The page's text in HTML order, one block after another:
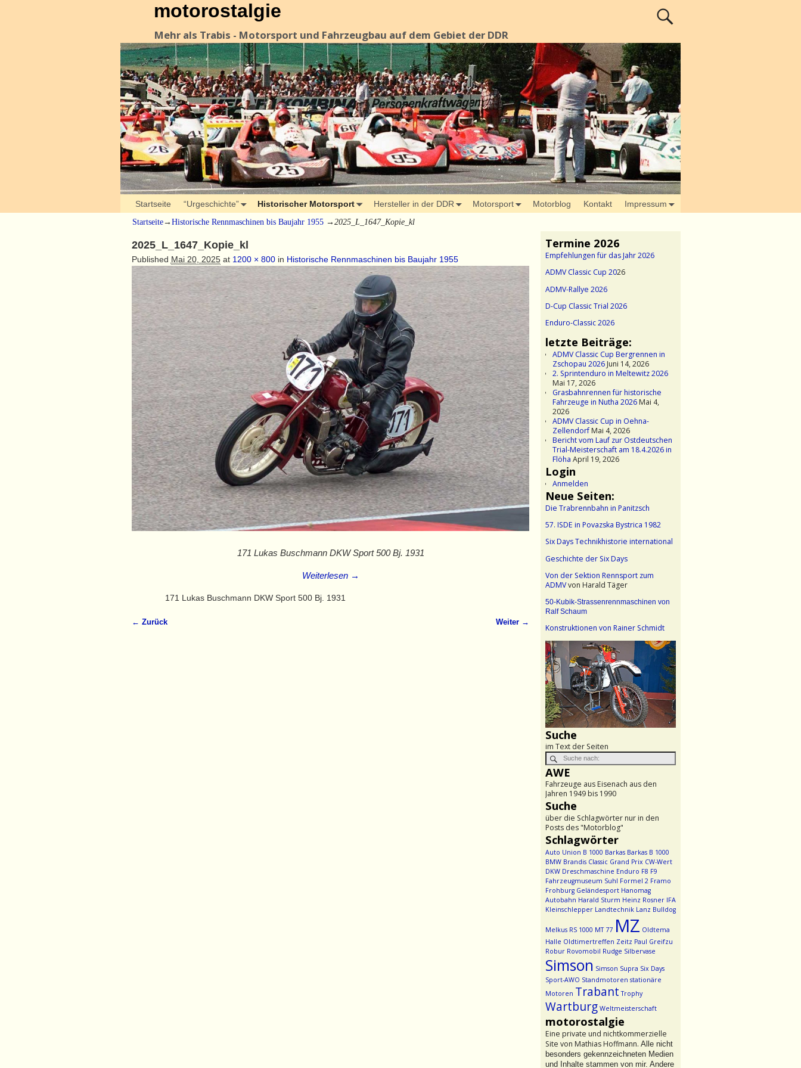
motorostalgie
Mehr als Trabis - Motorsport und Fahrzeugbau auf dem Gebiet der DDR
Startseite “Urgeschichte” Historischer Motorsport Hersteller in der DDR Motorsport Motorblog Kontakt Impressum
Startseite→ Historische Rennmaschinen bis Baujahr 1955 → 2025_L_1647_Kopie_kl
2025_L_1647_Kopie_kl
Published Mai 20, 2025at 1200 × 800in Historische Rennmaschinen bis Baujahr 1955
171 Lukas Buschmann DKW Sport 500 Bj. 1931
Weiterlesen →
171 Lukas Buschmann DKW Sport 500 Bj. 1931
← Zurück Weiter →
Termine 2026
Empfehlungen für das Jahr 2026
ADMV Classic Cup 2026
ADMV-Rallye 2026
D-Cup Classic Trial 2026
Enduro-Classic 2026
letzte Beiträge:
ADMV Classic Cup Bergrennen in
Zschopau 2026Juni 14, 2026
2. Sprintenduro in Meltewitz 2026
Mai 17, 2026
Grasbahnrennen für historische
Fahrzeuge in Nutha 2026Mai 4,
2026
ADMV Classic Cup in Oehna-
ZellendorfMai 4, 2026
Bericht vom Lauf zur Ostdeutschen
Trial-Meisterschaft am 18.4.2026 in
Flöha April 19, 2026
Login
Anmelden
Neue Seiten:
Die Trabrennbahn in Panitzsch
57. ISDE in Povazska Bystrica 1982
Six Days Technikhistorie international
Geschichte der Six Days
Von der Sektion Rennsport zum
ADMVvon Harald Täger
50-Kubik-Strassenrennmaschinen von
Ralf Schaum
Konstruktionen von Rainer Schmidt
Suche
im Text der Seiten
AWE
Fahrzeuge aus Eisenach aus den
Jahren 1949 bis 1990
Suche
über die Schlagwörter nur in den
Posts des "Motorblog"
Schlagwörter
Auto Union B 1000 Barkas Barkas B 1000
BMW Brandis Classic Grand Prix CW-Wert
DKW Dreschmaschine Enduro F8 F9
Fahrzeugmuseum Suhl Formel 2 Framo
Frohburg Geländesport Hanomag
Autobahn Harald Sturm Heinz Rosner IFA
Kleinschlepper Landtechnik Lanz Bulldog
Melkus RS 1000 MT 77 MZ Oldtema
Halle Oldtimertreffen Zeitz Paul Greifzu
Robur Rovomobil Rudge Silbervase
Simson Simson Supra Six Days
Sport-AWO Standmotoren stationäre
Motoren Trabant Trophy
Wartburg Weltmeisterschaft
motorostalgie
Eine private und nichtkommerzielle
Site von Mathias Hoffmann. Alle nicht
besonders gekennzeichneten Medien
und Inhalte stammen von mir. Andere